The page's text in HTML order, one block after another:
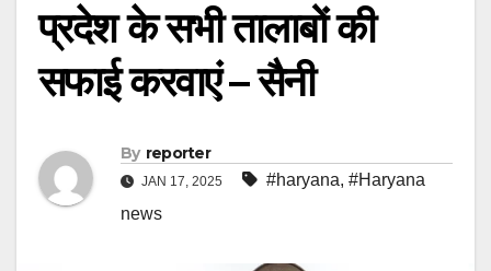
प्रदेश के सभी तालाबों की
सफाई करवाएं – सैनी
By reporter
JAN 17, 2025 #haryana, #Haryana
news